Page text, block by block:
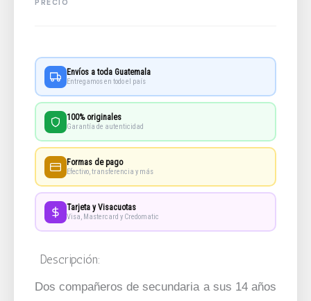
Envíos a toda Guatemala
Entregamos en todo el país
100% originales
Garantía de autenticidad
Formas de pago
Efectivo, transferencia y más
Tarjeta y Visacuotas
Visa, Mastercard y Credomatic
Descripción:
Dos compañeros de secundaria a sus 14 años